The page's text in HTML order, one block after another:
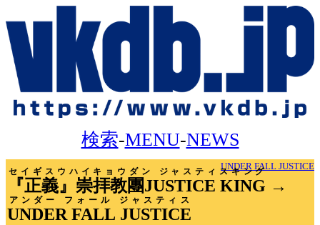
検索-MENU-NEWS
UNDER FALL JUSTICE
『正義』崇拝教團JUSTICE KING
セイギスウハイキョウダン ジャスティスキング
→
UNDER FALL JUSTICE
アンダー フォール ジャスティス